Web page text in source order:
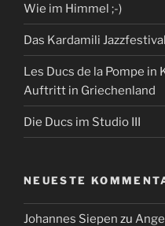
Wie im Himmel ;-)
Das Kardamili
Les Ducs de la Pompe in
Auftritt in Griechenland
Die Ducs im Studio III
NEUESTE
Johannes Siepen zu